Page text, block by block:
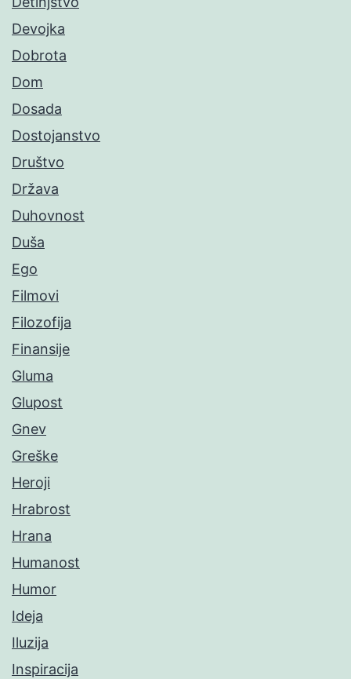
Devojka
Dobrota
Dom
Dosada
Dostojanstvo
Društvo
Država
Duhovnost
Duša
Ego
Filmovi
Filozofija
Finansije
Gluma
Glupost
Gnev
Greške
Heroji
Hrabrost
Hrana
Humanost
Humor
Ideja
Iluzija
Inspiracija